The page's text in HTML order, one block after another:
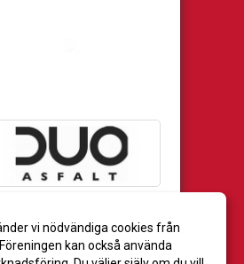
vi nödvändiga cookies från
kan också använda